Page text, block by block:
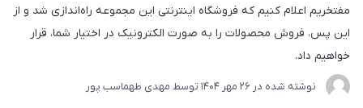
مفتخریم اعلام کنیم که فروشگاه اینترنتی این مجموعه راه‌اندازی شد و از
این پس، فروش محصولات را به صورت الکترونیک در اختیار شما، قرار
خواهیم داد.
نوشته شده در 26 مهر 1404 توسط مهدی طهماسب پور